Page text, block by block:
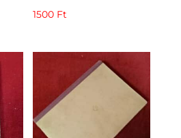
1500 Ft